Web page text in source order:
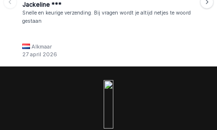
Jackeline ***
Snelle en keurige verzending. Bij vragen wordt je altijd netjes te woord
gestaan
Alkmaar
27 april 2026